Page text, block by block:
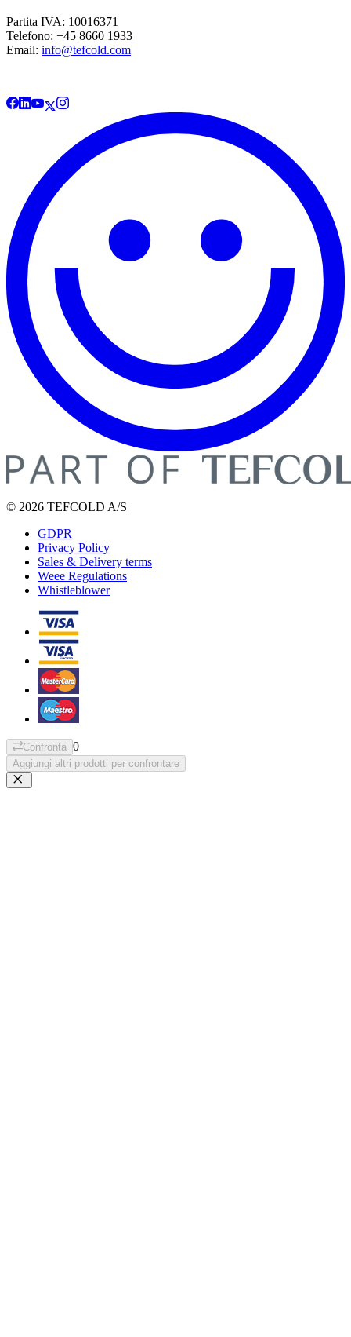
Partita IVA: 10016371
Telefono: +45 8660 1933
Email: info@tefcold.com
© 2026 TEFCOLD A/S
GDPR
Privacy Policy
Sales & Delivery terms
Weee Regulations
Whistleblower
Confronta 0
Aggiungi altri prodotti per confrontare